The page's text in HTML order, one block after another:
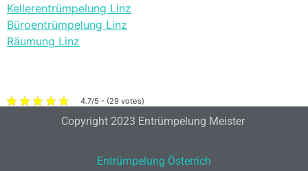
Kellerentrümpelung Linz
Büroentrümpelung Linz
Räumung Linz
4.7/5 - (29 votes)
Copyright 2023 Entrümpelung Meister
Entrümpelung Österrich